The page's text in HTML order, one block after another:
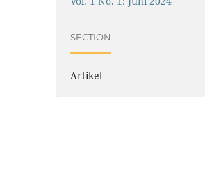
SECTION
Artikel